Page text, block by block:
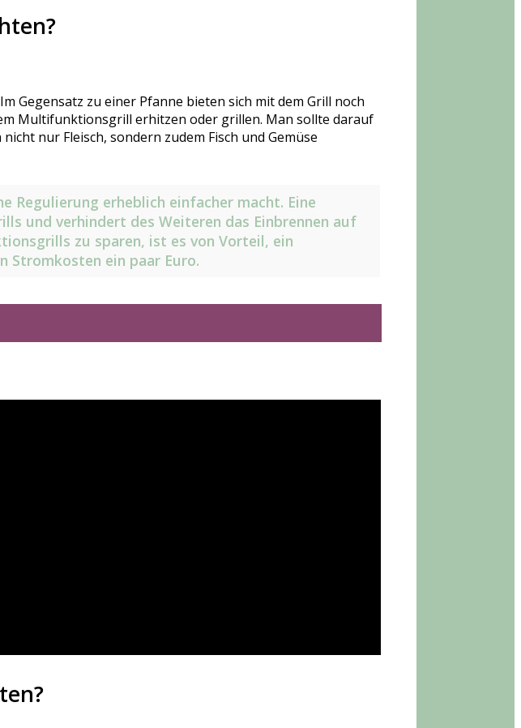
Gegensatz zu einer Pfanne bieten sich mit dem Grill noch
Multifunktionsgrill erhitzen oder grillen. Man sollte darauf
nur Fleisch, sondern zudem Fisch und Gemüse
Regulierung erheblich einfacher macht. Eine
und verhindert des Weiteren das Einbrennen auf
zu sparen, ist es von Vorteil, ein
Stromkosten ein paar Euro.